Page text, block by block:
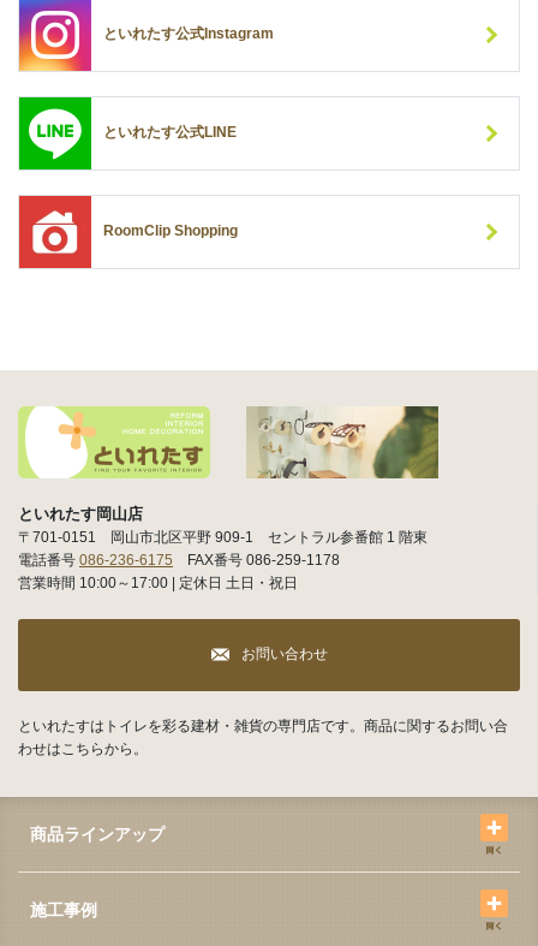
といれたす公式Instagram
といれたす公式LINE
RoomClip Shopping
といれたす岡山店
〒701-0151 岡山市北区平野 909-1 セントラル参番館 1 階東
電話番号 086-236-6175 FAX番号 086-259-1178
営業時間 10:00～17:00 | 定休日 土日・祝日
お問い合わせ
といれたすはトイレを彩る建材・雑貨の専門店です。商品に関するお問い合
わせはこちらから。
商品ラインアップ
施工事例